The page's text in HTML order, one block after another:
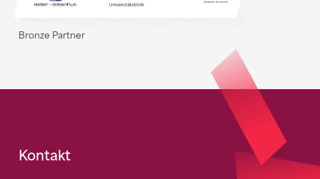
Bronze Partner
Fusszeile
Kontakt